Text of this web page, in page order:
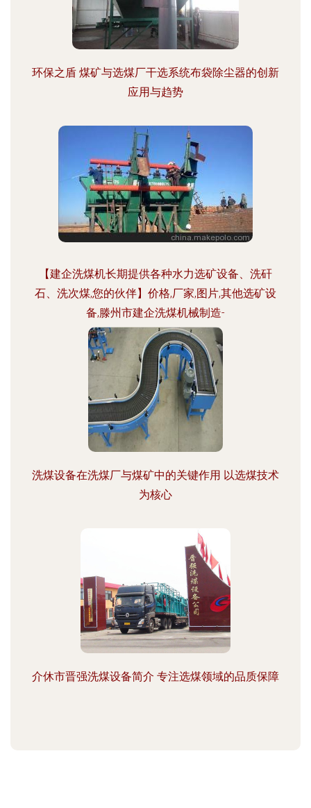
环保之盾 煤矿与选煤厂干选系统布袋除尘器的创新
应用与趋势
【建企洗煤机长期提供各种水力选矿设备、洗矸
石、洗次煤,您的伙伴】价格,厂家,图片,其他选矿设
备,滕州市建企洗煤机械制造-
洗煤设备在洗煤厂与煤矿中的关键作用 以选煤技术
为核心
介休市晋强洗煤设备简介 专注选煤领域的品质保障